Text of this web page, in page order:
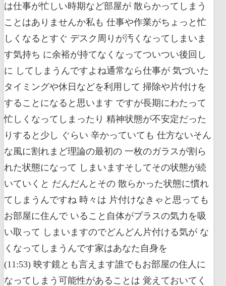
は仕事が忙しい時期など部屋が 散らかってしまう
ことはありませんか私も 仕事や作業がちょっと忙
しくなるとすぐ デスク周りが汚くなってしまいま
す気持ち に余裕が持てなくなってついつい後回し
に してしまうんですよね通常なら仕事が 気づいた
タイミングや休日などを利用して 掃除や片付けを
することになると思います ですが長期にわたって
忙しくなってしまったり 精神状態が不安定だった
りすると少し ぐらい 辛かっていても 仕方ないそん
な風に割れまど理論の最初の 一枚のガラスが割ら
れた状態になって しまいますそしてその状態が続
いていくと だんだんとその 散らかった状態に慣れ
てしまうんですね 時々は 片付けなきゃと思っても
お部屋に住んで いること自体がプラスの気力を吸
い取って しまいますのでどんどん片付ける気が な
くなってしまうんです家はあなた自身を
(11:53) 映す鏡とも言えます誰でもお部屋の住人に
なってしまう可能性があることは 覚えておいてく